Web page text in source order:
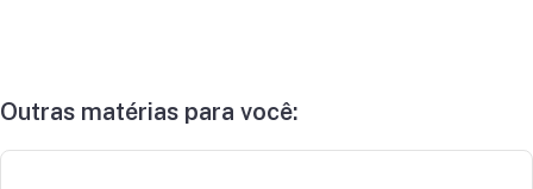
Outras matérias para você: